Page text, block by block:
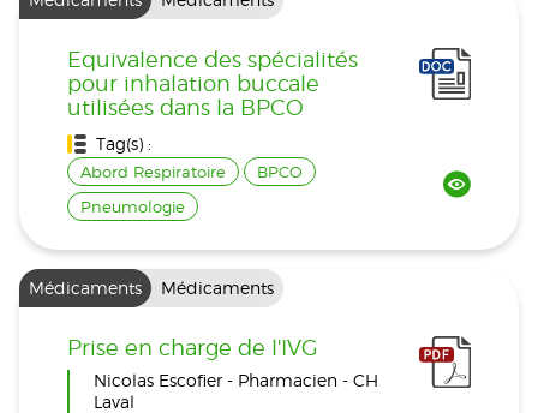
Equivalence des spécialités
pour inhalation buccale
utilisées dans la BPCO
Tag(s) :
Abord Respiratoire
BPCO
Pneumologie
Médicaments Médicaments
Prise en charge de l'IVG
Nicolas Escofier - Pharmacien - CH
Laval